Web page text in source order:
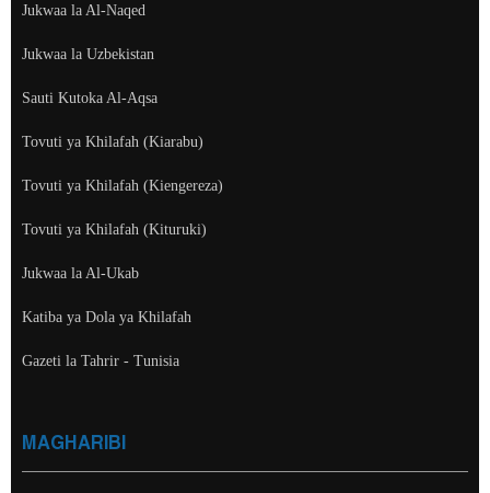
Jukwaa la Al-Naqed
Jukwaa la Uzbekistan
Sauti Kutoka Al-Aqsa
Tovuti ya Khilafah (Kiarabu)
Tovuti ya Khilafah (Kiengereza)
Tovuti ya Khilafah (Kituruki)
Jukwaa la Al-Ukab
Katiba ya Dola ya Khilafah
Gazeti la Tahrir - Tunisia
MAGHARIBI